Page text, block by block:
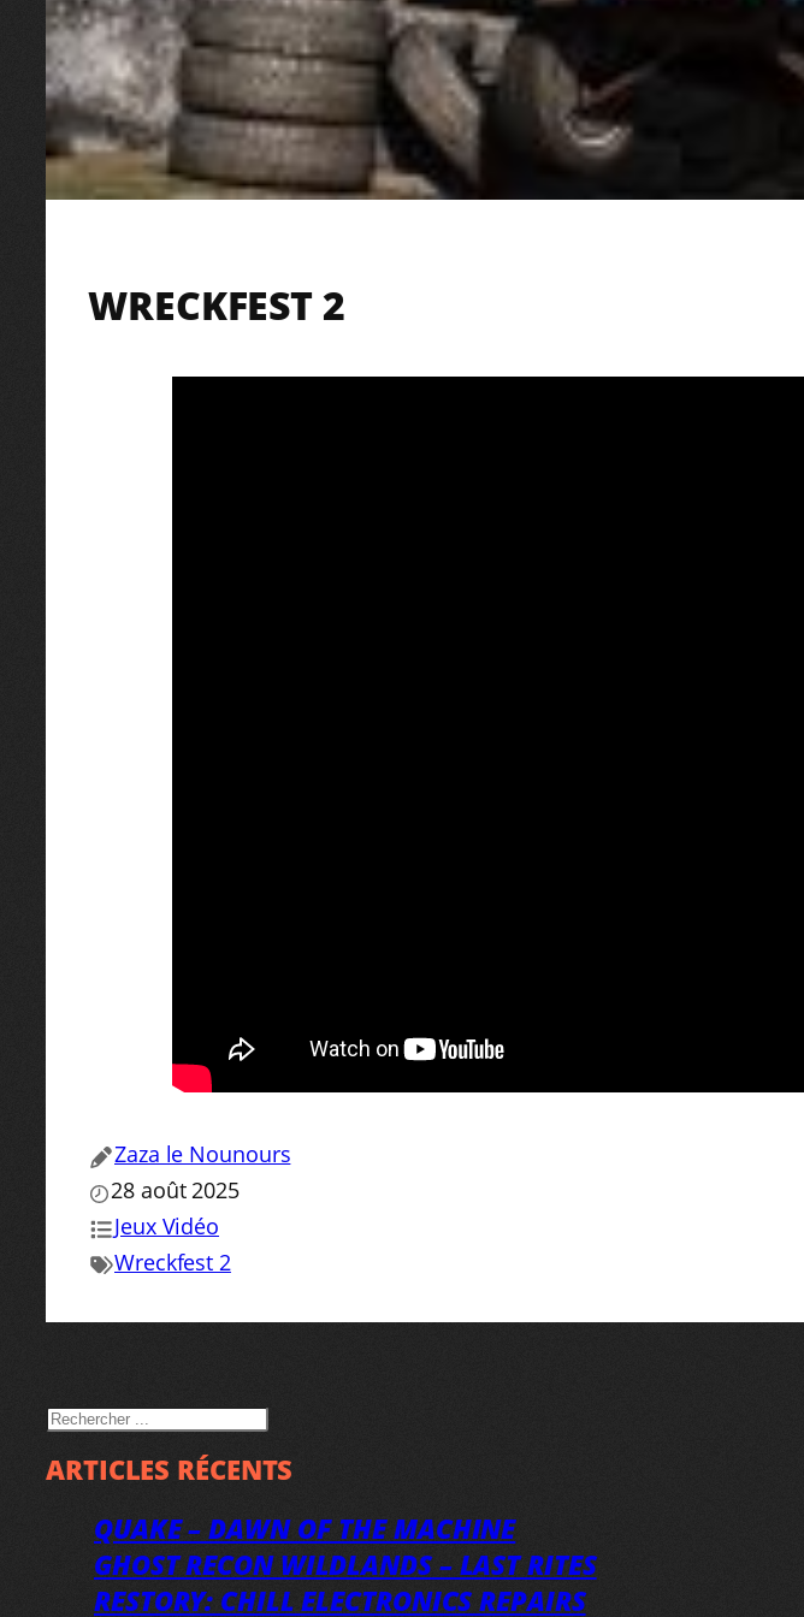
WRECKFEST 2
Zaza le Nounours
28 août 2025
Jeux Vidéo
Wreckfest 2
RECHERCHER
ARTICLES RÉCENTS
QUAKE – DAWN OF THE MACHINE
GHOST RECON WILDLANDS – LAST RITES
RESTORY: CHILL ELECTRONICS REPAIRS